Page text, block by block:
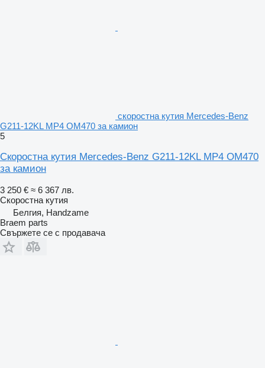
скоростна кутия Mercedes-Benz
G211-12KL MP4 OM470 за камион
5
Скоростна кутия Mercedes-Benz G211-12KL MP4 OM470
за камион
3 250 € ≈ 6 367 лв.
Скоростна кутия
Белгия, Handzame
Braem parts
Свържете се с продавача